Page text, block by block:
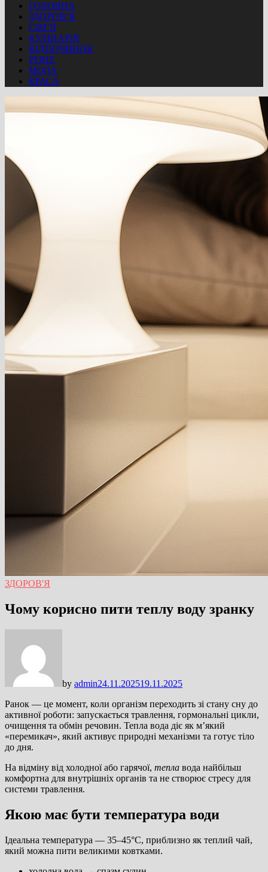
ГОЛОВНА
ЗДОРОВ’Я
СІМ’Я
КУЛІНАРІЯ
ВІДПОЧИНОК
РІЗНЕ
МОДА
КРАСА
ЗДОРОВ'Я
Чому корисно пити теплу воду зранку
by admin24.11.202519.11.2025
Ранок — це момент, коли організм переходить зі стану сну до
активної роботи: запускається травлення, гормональні цикли,
очищення та обмін речовин. Тепла вода діє як м’який
«перемикач», який активує природні механізми та готує тіло
до дня.
На відміну від холодної або гарячої, тепла вода найбільш
комфортна для внутрішніх органів та не створює стресу для
системи травлення.
Якою має бути температура води
Ідеальна температура — 35–45°C, приблизно як теплий чай,
який можна пити великими ковтками.